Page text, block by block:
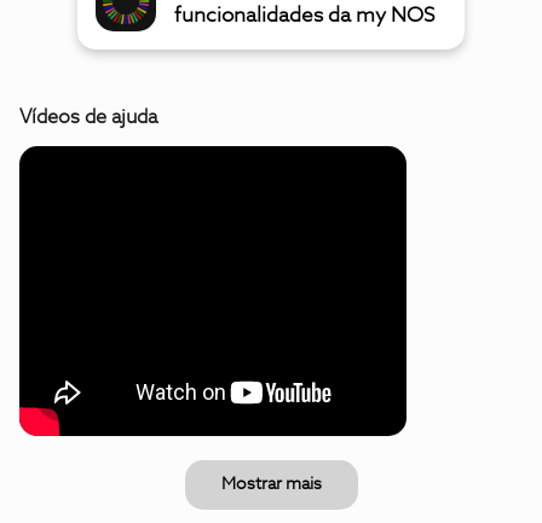
funcionalidades da my NOS
Vídeos de ajuda
Mostrar mais